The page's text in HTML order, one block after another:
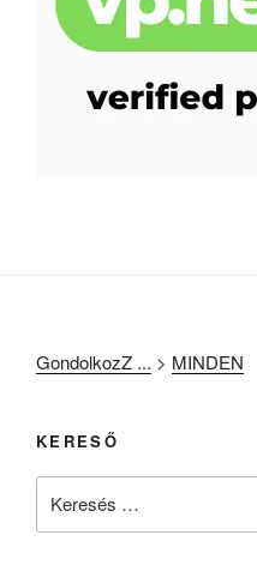
GondolkozZ ... > MINDEN
KERESŐ